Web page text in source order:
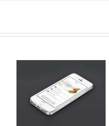
Nam Viverra
Euismod